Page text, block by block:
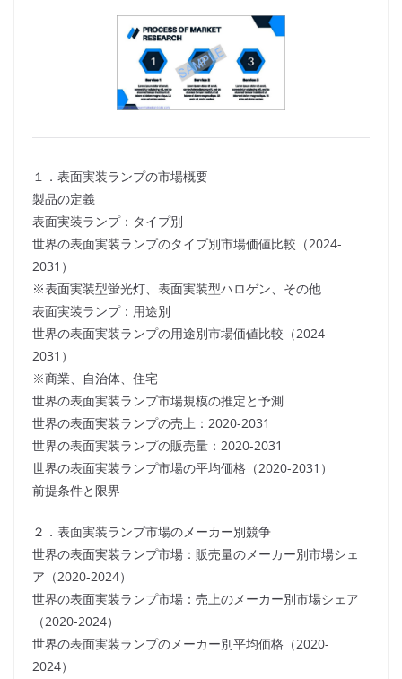
１．表面実装ランプの市場概要
製品の定義
表面実装ランプ：タイプ別
世界の表面実装ランプのタイプ別市場価値比較（2024-
2031）
※表面実装型蛍光灯、表面実装型ハロゲン、その他
表面実装ランプ：用途別
世界の表面実装ランプの用途別市場価値比較（2024-
2031）
※商業、自治体、住宅
世界の表面実装ランプ市場規模の推定と予測
世界の表面実装ランプの売上：2020-2031
世界の表面実装ランプの販売量：2020-2031
世界の表面実装ランプ市場の平均価格（2020-2031）
前提条件と限界
２．表面実装ランプ市場のメーカー別競争
世界の表面実装ランプ市場：販売量のメーカー別市場シェ
ア（2020-2024）
世界の表面実装ランプ市場：売上のメーカー別市場シェア
（2020-2024）
世界の表面実装ランプのメーカー別平均価格（2020-
2024）